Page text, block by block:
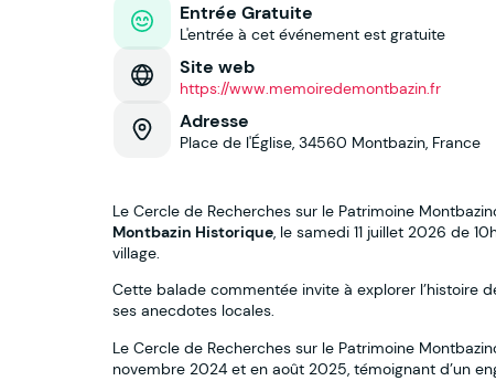
Entrée Gratuite
L'entrée à cet événement est gratuite
Site web
https://www.memoiredemontbazin.fr
Adresse
Place de l'Église, 34560 Montbazin, France
Le Cercle de Recherches sur le Patrimoine
Montbazin Historique, le samedi 11 juillet 2026 de
village.
Cette balade commentée invite à explorer l’histoire
ses anecdotes locales.
Le Cercle de Recherches sur le Patrimoine
novembre 2024 et en août 2025, témoignant d’un